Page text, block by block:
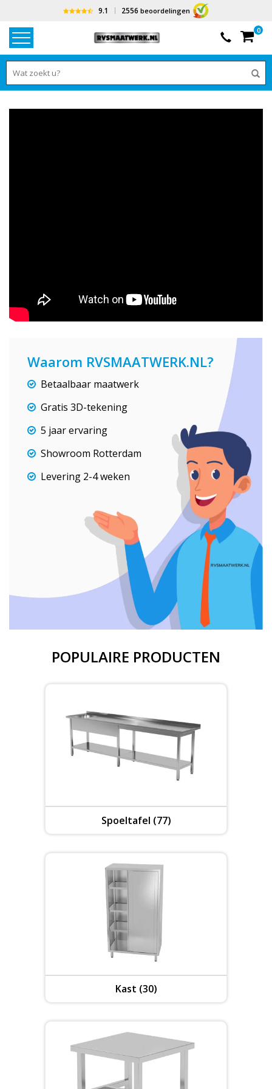
9.1 2556 beoordelingen
0
Waarom RVSMAATWERK.NL?
Betaalbaar maatwerk
Gratis 3D-tekening
5 jaar ervaring
Showroom Rotterdam
Levering 2-4 weken
POPULAIRE PRODUCTEN
Spoeltafel (77)
Kast (30)